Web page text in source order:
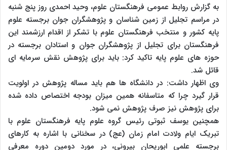
به گزارش روابط عمومی فرهنگستان علوم، وحید احمدی روز پنج شنبه
در مراسم تجلیل از زمین شناسان و پژوهشگران جوان برجسته علوم
پایه کشور و منتخب فرهنگستان علوم با تشکر از اقدام ارزشمند این
فرهنگستان برای تجلیل از پژوهشگران جوان و استادان برجسته در
حوزه های علوم پایه تاکید کرد: باید برای پژوهش نقش سرمایه ای
قائل شد.
وی اظهار داشت: در دانشگاه ها هم باید مساله پژوهش در اولویت
قرار گیرد چرا که متاسفانه همین میزان بودجه اختصاص داده شده
برای پژوهش نیز صرف پژوهش نمی شود.
همچنین یوسف ثبوتی رئیس گروه علوم پایه فرهنگستان علوم با
تبریک ایام ولادت امام زمان (عج) در سخنانی با اشاره به کارهای
برجسته علمی ابوریحان بیرونی، در مورد دومین دوره معرفی